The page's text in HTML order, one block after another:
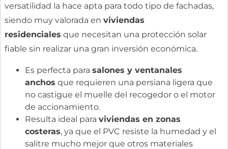
versatilidad la hace apta para todo tipo de fachadas,
siendo muy valorada enviviendas
residenciales que necesitan una protección solar
fiable sin realizar una gran inversión económica.
Es perfecta parasalones y ventanales
anchos que requieren una persiana ligera que
no castigue el muelle del recogedor o el motor
de accionamiento.
Resulta ideal paraviviendas en zonas
costeras, ya que el PVC resiste la humedad y el
salitre mucho mejor que otros materiales